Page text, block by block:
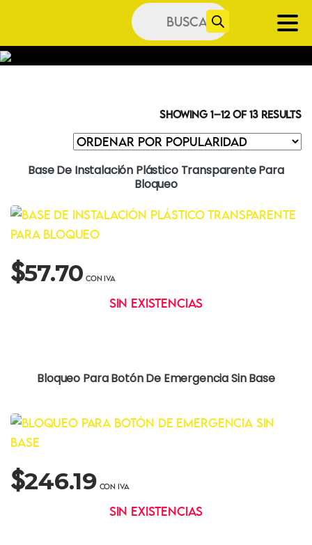
Búsqueda
de
productos
Showing 1–12 of 13 results
Base De Instalación Plástico Transparente Para
Bloqueo
$57.70
Sin existencias
Bloqueo Para Botón De Emergencia Sin Base
$246.19
Sin existencias